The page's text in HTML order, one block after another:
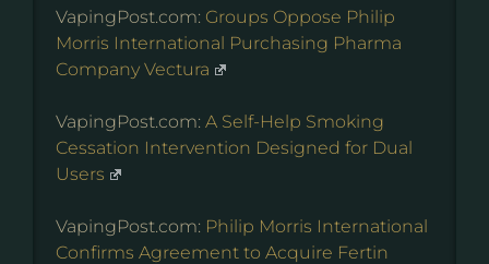
VapingPost.com: Groups Oppose Philip
Morris International Purchasing Pharma
Company Vectura
VapingPost.com: A Self-Help Smoking
Cessation Intervention Designed for Dual
Users
VapingPost.com: Philip Morris International
Confirms Agreement to Acquire Fertin